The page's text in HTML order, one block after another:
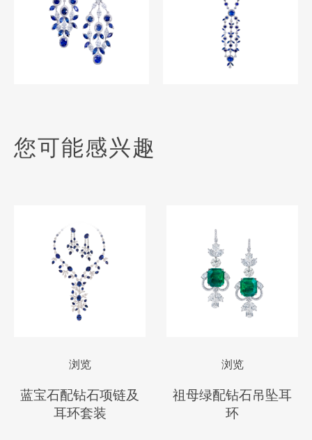
您可能感兴趣
浏览
蓝宝石配钻石项链及
耳环套装
浏览
祖母绿配钻石吊坠耳
环